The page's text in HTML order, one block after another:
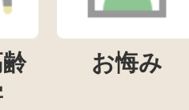
お悔み